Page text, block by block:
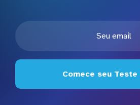
Comece seu